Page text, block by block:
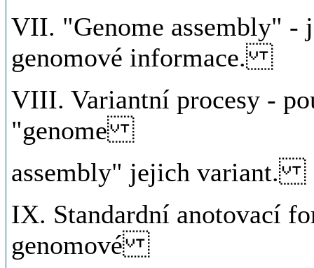
VII. "Genome assembly" -
genomové informace.
VIII. Variantní procesy -
"genome
assembly" jejich variant.
IX. Standardní anotovací
genomové